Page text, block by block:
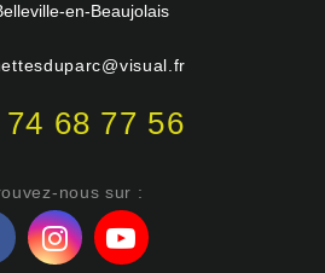
en-Beaujolais
74 68 77 56
nous sur :